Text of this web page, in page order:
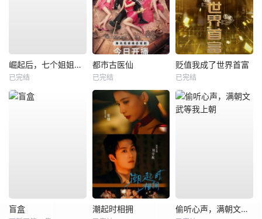
崛起后，七个姐姐悔不当初
已完结
都市古医仙
已完结
贬值我成了世界首富
已完结
盲盒 潮起时相拥 偷听心声，满朝文武等我上朝